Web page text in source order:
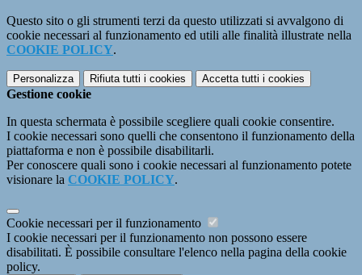
Questo sito o gli strumenti terzi da questo utilizzati si avvalgono di
cookie necessari al funzionamento ed utili alle finalità illustrate nella
COOKIE POLICY.
Personalizza Rifiuta tutti i cookies Accetta tutti i cookies
Gestione cookie
In questa schermata è possibile scegliere quali cookie consentire.
I cookie necessari sono quelli che consentono il funzionamento della
piattaforma e non è possibile disabilitarli.
Per conoscere quali sono i cookie necessari al funzionamento potete
visionare la COOKIE POLICY.
Cookie necessari per il funzionamento
I cookie necessari per il funzionamento non possono essere
disabilitati. È possibile consultare l'elenco nella pagina della cookie
policy.